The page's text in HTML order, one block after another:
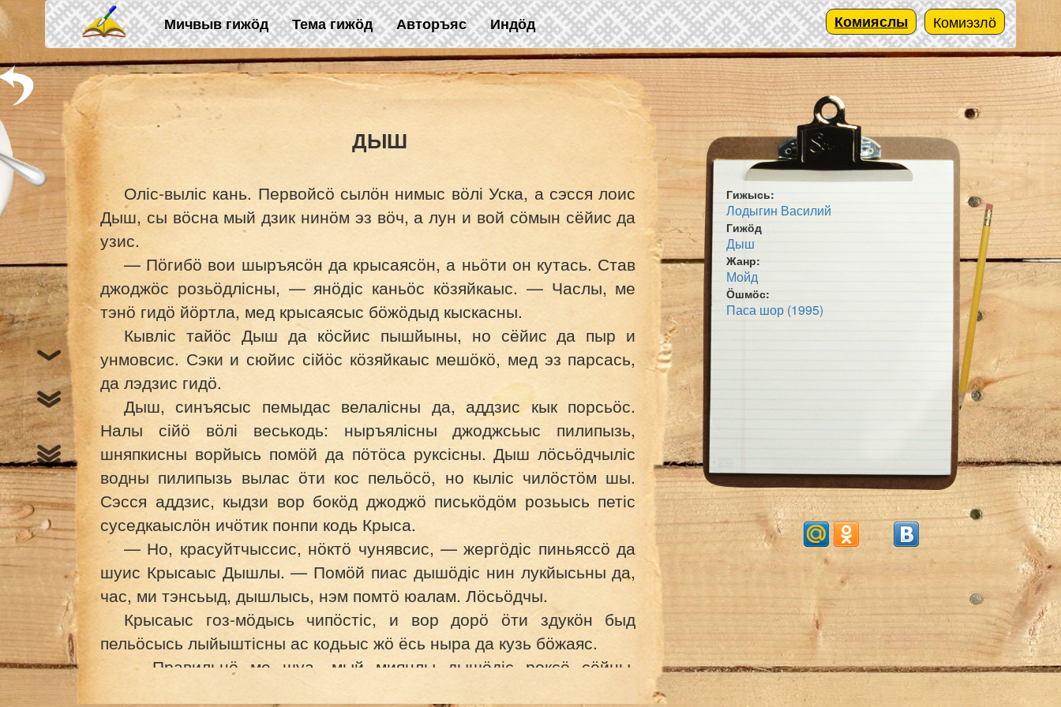
Skip to main content
Мичвыв гижӧд Тема гижӧд Авторъяс Индӧд Комиэзлӧ
Комияслы
ДЫШ
Оліс-выліс кань. Первойсӧ сылӧн нимыс вӧлі Уска, а сэсся лоис
Дыш, сы вӧсна мый дзик нинӧм эз вӧч, а лун и вой сӧмын сёйис да
узис.
— Пӧгибӧ вои шыръясӧн да крысаясӧн, а ньӧти он кутась. Став
джоджӧс розьӧдлісны, — янӧдіс каньӧс кӧзяйкаыс. — Часлы, ме
тэнӧ гидӧ йӧртла, мед крысаясыс бӧжӧдыд кыскасны.
Кывліс тайӧс Дыш да кӧсйис пышйыны, но сёйис да пыр и
унмовсис. Сэки и сюйис сійӧс кӧзяйкаыс мешӧкӧ, мед эз парсась,
да лэдзис гидӧ.
Дыш, синъясыс пемыдас велалісны да, аддзис кык порсьӧс.
Налы сійӧ вӧлі веськодь: ныръялісны джоджсьыс пилипызь,
шняпкисны ворйысь помӧй да пӧтӧса руксісны. Дыш лӧсьӧдчыліс
водны пилипызь вылас ӧти кос пельӧсӧ, но кыліс чилӧстӧм шы.
Сэсся аддзис, кыдзи вор бокӧд джоджӧ писькӧдӧм розьысь петіс
суседкаыслӧн ичӧтик понпи кодь Крыса.
— Но, красуйтчыссис, нӧктӧ чунявсис, — жергӧдіс пиньяссӧ да
шуис Крысаыс Дышлы. — Помӧй пиас дышӧдіс нин лукйысьны да,
час, ми тэнсьыд, дышлысь, нэм помтӧ юалам. Лӧсьӧдчы.
Крысаыс гоз-мӧдысь чипӧстіс, и вор дорӧ ӧти здукӧн быд
пельӧсысь лыйыштісны ас кодьыс жӧ ёсь ныра да кузь бӧжаяс.
— Правильнӧ ме шуа, мый миянлы дышӧдіс роксӧ сёйны,
Гижысь:
Лодыгин Василий
Гижӧд
Дыш
Жанр:
Мойд
Ӧшмӧс:
Паса шор (1995)